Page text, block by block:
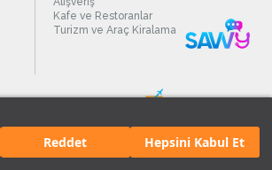
Reddet Hepsini Kabul Et
Kafe ve Restoranlar
Turizm ve Araç Kiralama